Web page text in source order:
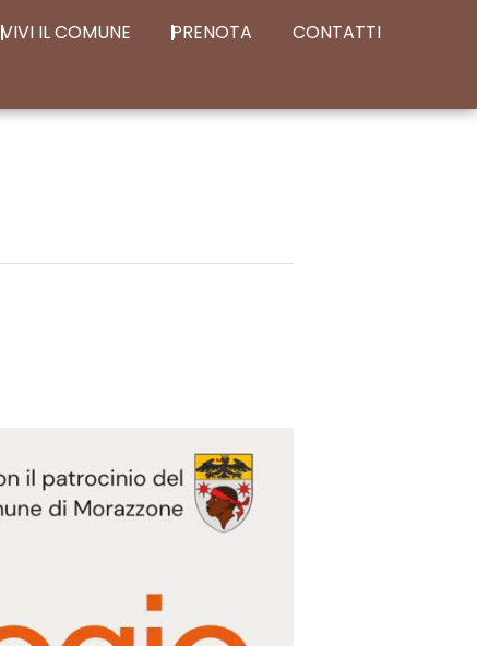
VIVI IL COMUNE PRENOTA CONTATTI